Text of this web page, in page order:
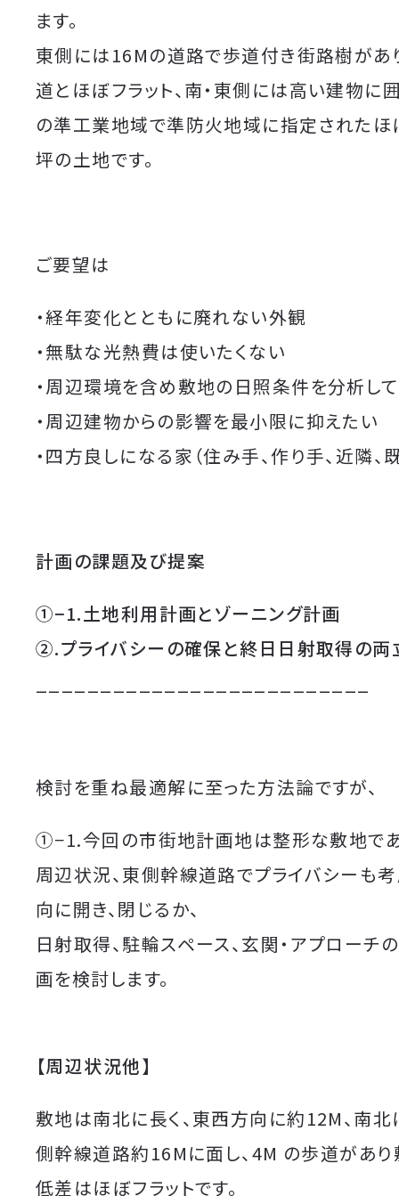
ます。
東側には16Mの道路で歩道付き街路樹があ
道とほぼフラット、南・東側には高い建物に
の準工業地域で準防火地域に指定された
坪の土地です。
ご要望は
・経年変化とともに廃れない外観
・無駄な光熱費は使いたくない
・周辺環境を含め敷地の日照条件を分析し
・周辺建物からの影響を最小限に抑えたい
・四方良しになる家（住み手、作り手、近隣、
計画の課題及び提案
①−1.土地利用計画とゾーニング計画
②.プライバシーの確保と終日日射取得の両
検討を重ね最適解に至った方法論ですが、
①−1.今回の市街地計画地は整形な敷地であ
周辺状況、東側幹線道路でプライバシーも考
向に開き、閉じるか、
日射取得、駐輪スペース、玄関・アプローチ
画を検討します。
【周辺状況他】
敷地は南北に長く、東西方向に約12M、南北
側幹線道路約16Mに面し、4M の歩道があ
低差はほぼフラットです。